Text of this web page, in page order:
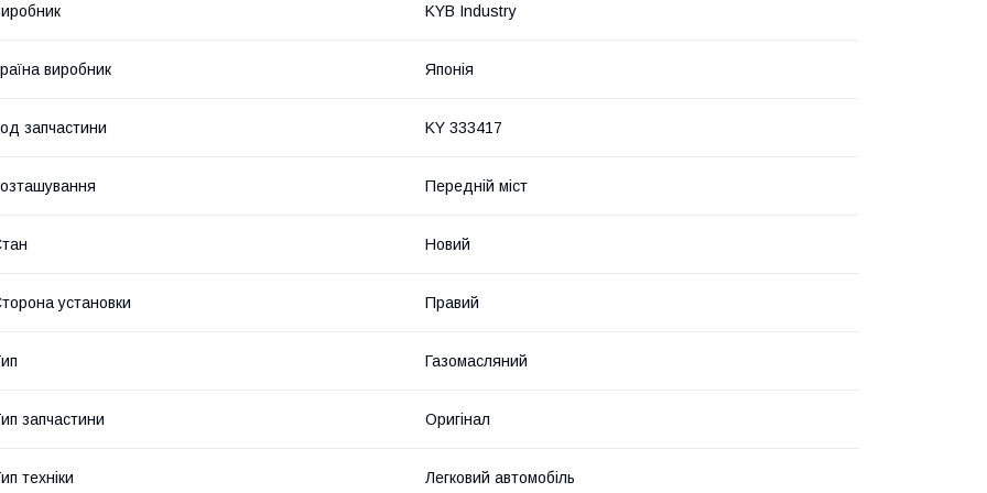
KYB Industry
виробник Японія
запчастини KY 333417
Передній міст
Новий
установки Правий
Газомасляний
запчастини Оригінал
техніки Легковий автомобіль